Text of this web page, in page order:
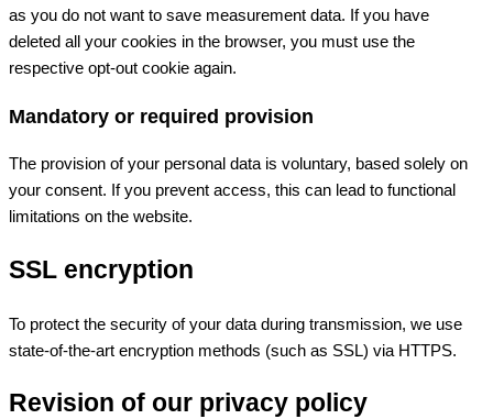
as you do not want to save measurement data. If you have
deleted all your cookies in the browser, you must use the
respective opt-out cookie again.
Mandatory or required provision
The provision of your personal data is voluntary, based solely on
your consent. If you prevent access, this can lead to functional
limitations on the website.
SSL encryption
To protect the security of your data during transmission, we use
state-of-the-art encryption methods (such as SSL) via HTTPS.
Revision of our privacy policy